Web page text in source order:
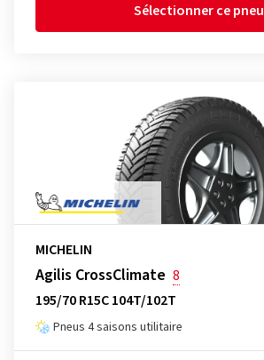
Sélectionner ce pneu
MICHELIN
Agilis CrossClimate 8
195/70 R15C 104T/102T
Pneus 4 saisons utilitaire